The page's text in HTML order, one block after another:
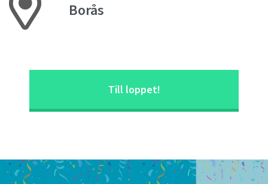
Borås
Till loppet!